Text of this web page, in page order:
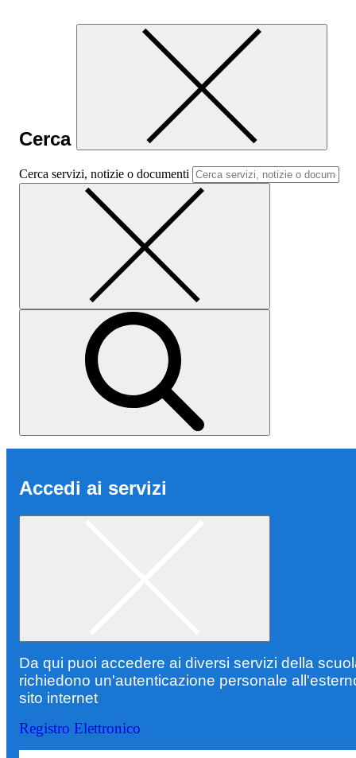
Cerca
Cerca servizi, notizie o documenti
Accedi ai servizi
Da qui puoi accedere ai diversi servizi della
richiedono un'autenticazione personale
sito internet
Registro Elettronico